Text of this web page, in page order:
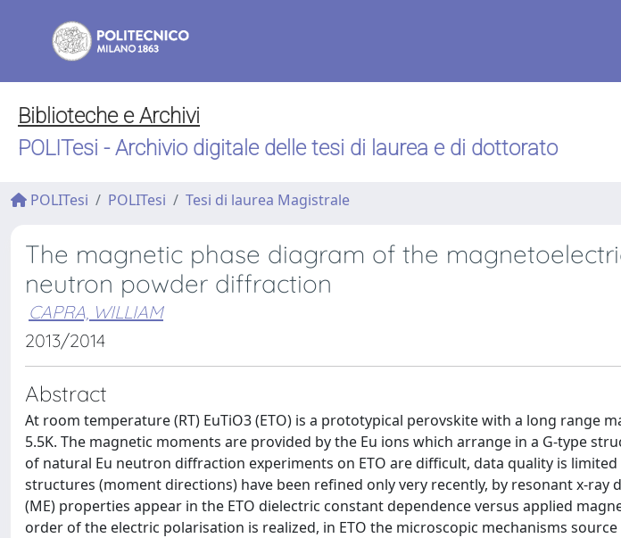
Biblioteche e Archivi
POLITesi - Archivio digitale delle tesi di laurea e di dottorato
POLITesi POLITesi Tesi di laurea Magistrale
The magnetic phase diagram of the
neutron powder diffraction
CAPRA, WILLIAM
2013/2014
Abstract
At room temperature (RT) EuTiO3 (ETO) is a prototypical perovskite with a long range
5.5K. The magnetic moments are provided by the Eu ions which arrange in a G-type
of natural Eu neutron diffraction experiments on ETO are difficult, data quality is
structures (moment directions) have been refined only very recently, by resonant x-ray
(ME) properties appear in the ETO dielectric constant dependence versus applied
order of the electric polarisation is realized, in ETO the microscopic mechanisms